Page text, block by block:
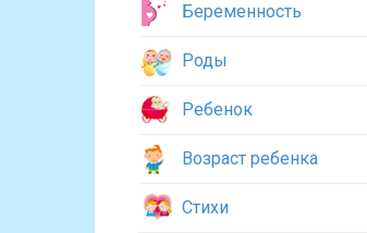
Беременность
Роды
Ребенок
Возраст ребенка
Стихи